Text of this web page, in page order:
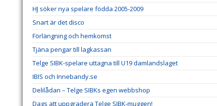
HJ söker nya spelare födda 2005-2009
Snart är det disco
Förlängning och hemkomst
Tjäna pengar till lagkassan
Telge SIBK-spelare uttagna till U19 damlandslaget
IBIS och Innebandy.se
Delilådan – Telge SIBKs egen webbshop
Dags att uppgradera Telge SIBK-muggen!